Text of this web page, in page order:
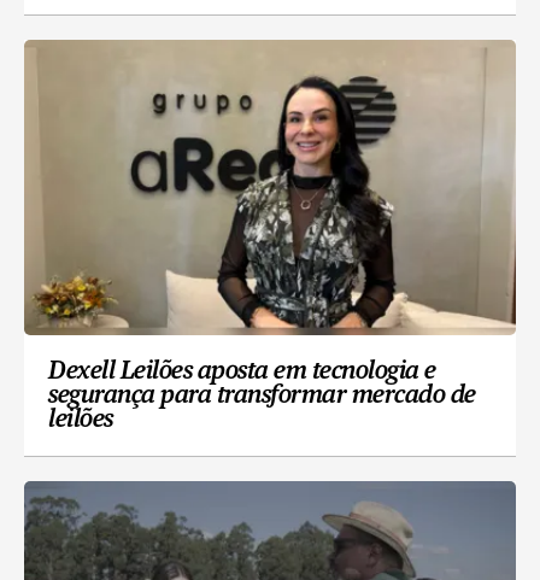
Dexell Leilões aposta em tecnologia e
segurança para transformar mercado de
leilões